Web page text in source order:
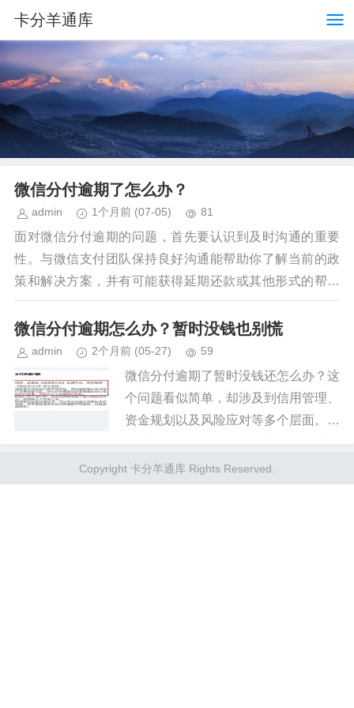
卡分羊通库
微信分付逾期了怎么办？
admin 1个月前 (07-05) 81
面对微信分付逾期的问题，首先要认识到及时沟通的重要
性。与微信支付团队保持良好沟通能帮助你了解当前的政
策和解决方案，并有可能获得延期还款或其他形式的帮助
措施。同时，这也是一种积极应对问题的态度，表明了你...
微信分付逾期怎么办？暂时没钱也别慌
admin 2个月前 (05-27) 59
微信分付逾期了暂时没钱还怎么办？这
个问题看似简单，却涉及到信用管理、
资金规划以及风险应对等多个层面。面
发，系统性地分析问题并找到解决方
案。 首先，我们要明确逾期的后果...
Copyright 卡分羊通库 Rights Reserved.